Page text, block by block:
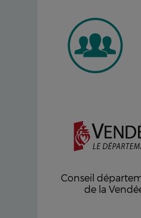
Conseil
de la